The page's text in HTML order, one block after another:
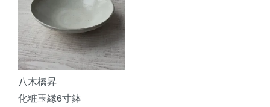
八木橋昇
化粧玉縁6寸鉢